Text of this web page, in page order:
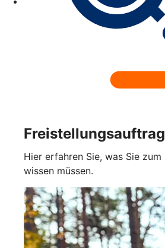
Freistellungsauftrag
Hier erfahren Sie, was Sie
wissen müssen.